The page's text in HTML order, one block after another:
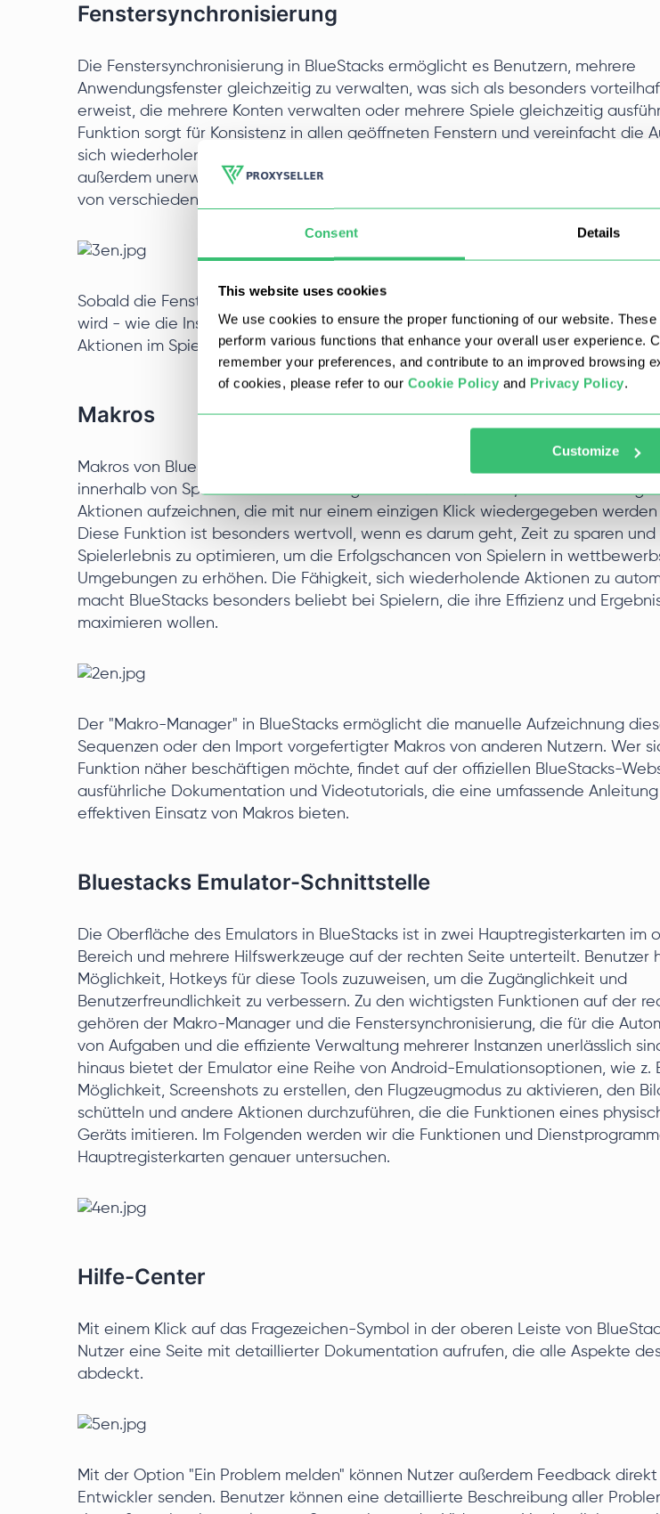
Consent Details
This website uses cookies
We use cookies to ensure the proper functioning of our website.
perform various functions that enhance your overall user experience.
remember your preferences, and contribute to an improved browsing
of cookies, please refer to our Cookie Policy and Privacy Policy.
Customize
Fenstersynchronisierung
Die Fenstersynchronisierung in BlueStacks ermöglicht es Benutzern, mehrere
Anwendungsfenster gleichzeitig zu verwalten, was sich als besonders
erweist, die mehrere Konten verwalten oder mehrere Spiele gleichzeitig
Funktion sorgt für Konsistenz in allen geöffneten Fenstern und vereinfacht die
sich wiederholender Aufgaben. In Verbindung mit Proxy-Servern kann Window
außerdem unerwünschte Kontosperrungen verhindern, indem es gleichzeitige
von verschiedenen Standorten kommend maskiert.
Sobald die Fenster synchronisiert sind, wird jede Aktion, die im primären
wird - wie die Installation einer Anwendung, der Start eines Spiels oder die
Aktionen im Spiel - automatisch in den sekundären Fenstern gespiegelt.
Makros
Makros von BlueStacks ermöglichen es Benutzern, Routineaufgaben und -
innerhalb von Spielen und Anwendungen zu automatisieren, indem sie
Aktionen aufzeichnen, die mit nur einem einzigen Klick wiedergegeben werden
Diese Funktion ist besonders wertvoll, wenn es darum geht, Zeit zu sparen und
Spielerlebnis zu optimieren, um die Erfolgschancen von Spielern in
Umgebungen zu erhöhen. Die Fähigkeit, sich wiederholende Aktionen zu
macht BlueStacks besonders beliebt bei Spielern, die ihre Effizienz und
maximieren wollen.
Der "Makro-Manager" in BlueStacks ermöglicht die manuelle Aufzeichnung
Sequenzen oder den Import vorgefertigter Makros von anderen Nutzern. Wer
Funktion näher beschäftigen möchte, findet auf der offiziellen BlueStacks-
ausführliche Dokumentation und Videotutorials, die eine umfassende
effektiven Einsatz von Makros bieten.
Bluestacks Emulator-Schnittstelle
Die Oberfläche des Emulators in BlueStacks ist in zwei Hauptregisterkarten im
Bereich und mehrere Hilfswerkzeuge auf der rechten Seite unterteilt. Benutzer
Möglichkeit, Hotkeys für diese Tools zuzuweisen, um die Zugänglichkeit und
Benutzerfreundlichkeit zu verbessern. Zu den wichtigsten Funktionen auf der
gehören der Makro-Manager und die Fenstersynchronisierung, die für die
von Aufgaben und die effiziente Verwaltung mehrerer Instanzen unerlässlich
hinaus bietet der Emulator eine Reihe von Android-Emulationsoptionen, wie z.
Möglichkeit, Screenshots zu erstellen, den Flugzeugmodus zu aktivieren, den
schütteln und andere Aktionen durchzuführen, die die Funktionen eines
Geräts imitieren. Im Folgenden werden wir die Funktionen und
Hauptregisterkarten genauer untersuchen.
Hilfe-Center
Mit einem Klick auf das Fragezeichen-Symbol in der oberen Leiste von
Nutzer eine Seite mit detaillierter Dokumentation aufrufen, die alle Aspekte
abdeckt.
Mit der Option "Ein Problem melden" können Nutzer außerdem Feedback
Entwickler senden. Benutzer können eine detaillierte Beschreibung aller